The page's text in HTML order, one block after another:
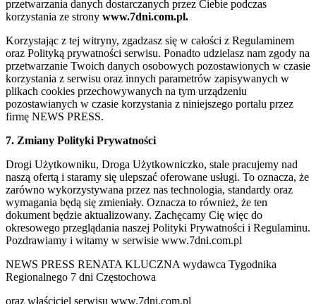
przetwarzania danych dostarczanych przez Ciebie podczas
korzystania ze strony www.7dni.com.pl.
Korzystając z tej witryny, zgadzasz się w całości z Regulaminem
oraz Polityką prywatności serwisu. Ponadto udzielasz nam zgody na
przetwarzanie Twoich danych osobowych pozostawionych w czasie
korzystania z serwisu oraz innych parametrów zapisywanych w
plikach cookies przechowywanych na tym urządzeniu
pozostawianych w czasie korzystania z niniejszego portalu przez
firmę NEWS PRESS.
7. Zmiany Polityki Prywatności
Drogi Użytkowniku, Droga Użytkowniczko, stale pracujemy nad
naszą ofertą i staramy się ulepszać oferowane usługi. To oznacza, że
zarówno wykorzystywana przez nas technologia, standardy oraz
wymagania będą się zmieniały. Oznacza to również, że ten
dokument będzie aktualizowany. Zachęcamy Cię więc do
okresowego przeglądania naszej Polityki Prywatności i Regulaminu.
Pozdrawiamy i witamy w serwisie www.7dni.com.pl
NEWS PRESS RENATA KLUCZNA wydawca Tygodnika
Regionalnego 7 dni Częstochowa
oraz właściciel serwisu www.7dni.com.pl